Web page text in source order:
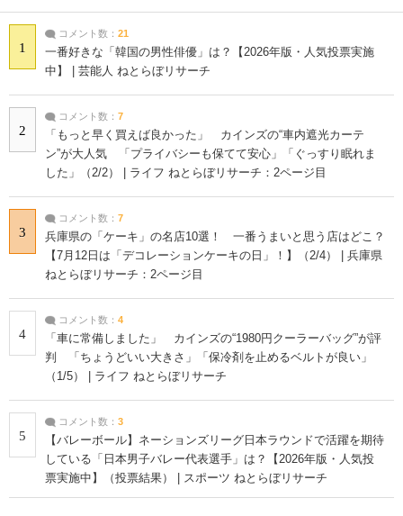
1
コメント数： 21
一番好きな「韓国の男性俳優」は？【2026年版・人気投票実施
中】 | 芸能人 ねとらぼリサーチ
2
コメント数： 7
「もっと早く買えば良かった」 カインズの“車内遮光カーテ
ン”が大人気 「プライバシーも保てて安心」「ぐっすり眠れま
した」（2/2） | ライフ ねとらぼリサーチ：2ページ目
3
コメント数： 7
兵庫県の「ケーキ」の名店10選！ 一番うまいと思う店はどこ？
【7月12日は「デコレーションケーキの日」！】（2/4） | 兵庫県
ねとらぼリサーチ：2ページ目
4
コメント数： 4
「車に常備しました」 カインズの“1980円クーラーバッグ”が評
判 「ちょうどいい大きさ」「保冷剤を止めるベルトが良い」
（1/5） | ライフ ねとらぼリサーチ
5
コメント数： 3
【バレーボール】ネーションズリーグ日本ラウンドで活躍を期待
している「日本男子バレー代表選手」は？【2026年版・人気投
票実施中】（投票結果） | スポーツ ねとらぼリサーチ